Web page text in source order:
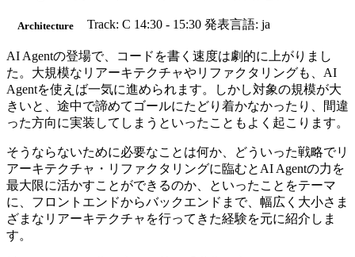
Architecture Track: C 14:30 - 15:30発表言語: ja
AI Agentの登場で、コードを書く速度は劇的に上がりまし
た。大規模なリアーキテクチャやリファクタリングも、AI
Agentを使えば一気に進められます。しかし対象の規模が大
きいと、途中で諦めてゴールにたどり着かなかったり、間違
った方向に実装してしまうといったこともよく起こります。
そうならないために必要なことは何か、どういった戦略でリ
アーキテクチャ・リファクタリングに臨むとAI Agentの力を
最大限に活かすことができるのか、といったことをテーマ
に、フロントエンドからバックエンドまで、幅広く大小さま
ざまなリアーキテクチャを行ってきた経験を元に紹介しま
す。